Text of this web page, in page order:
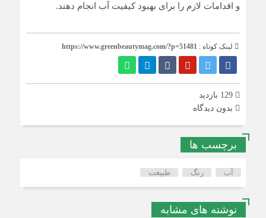
و اقدامات لازم را برای بهبود کیفیت آب انجام دهند.
لینک کوتاه : https://www.greenbeautymag.com/?p=51481
بدون دیدگاه
برچسب ها
آب رنگ طبیعت
نوشته های مشابه